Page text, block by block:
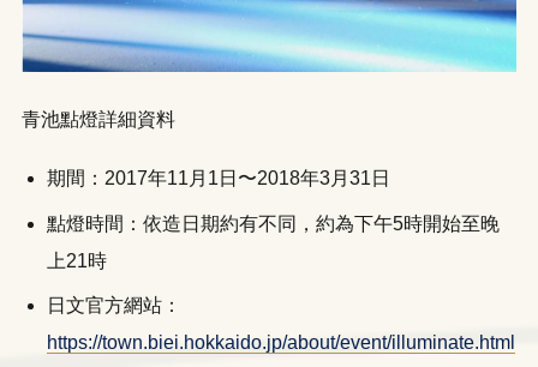
青池點燈詳細資料
期間：2017年11月1日〜2018年3月31日
點燈時間：依造日期約有不同，約為下午5時開始至晚
上21時
日文官方網站：
https://town.biei.hokkaido.jp/about/event/illuminate.html